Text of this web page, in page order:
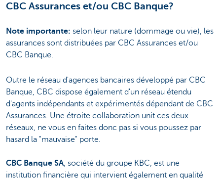
CBC Assurances et/ou CBC Banque?
Note importante: selon leur nature (dommage ou vie), les
assurances sont distribuées par CBC Assurances et/ou
CBC Banque.
Outre le réseau d'agences bancaires développé par CBC
Banque, CBC dispose également d'un réseau étendu
d'agents indépendants et expérimentés dépendant de CBC
Assurances. Une étroite collaboration unit ces deux
réseaux, ne vous en faites donc pas si vous poussez par
hasard la "mauvaise" porte.
CBC Banque SA, société du groupe KBC, est une
institution financière qui intervient également en qualité